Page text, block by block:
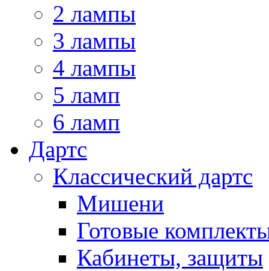
2 лампы
3 лампы
4 лампы
5 ламп
6 ламп
Дартс
Классический дартс
Мишени
Готовые
Кабинеты, защиты